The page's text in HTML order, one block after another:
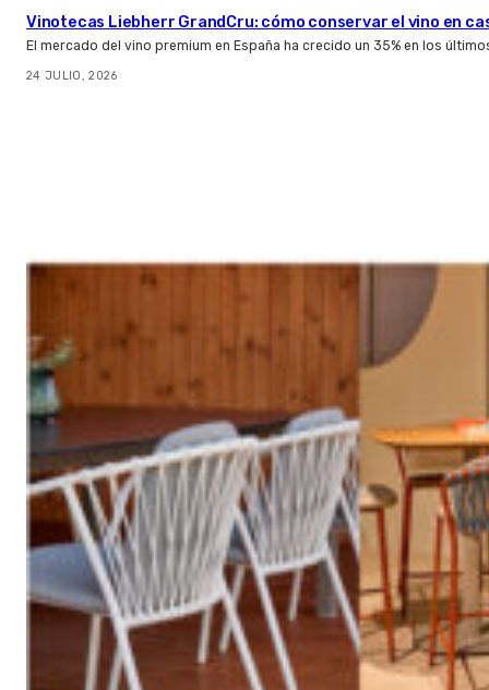
Vinotecas Liebherr GrandCru: cómo conservar el vino en
El mercado del vino premium en España ha crecido un 35% en los
24 JULIO, 2026